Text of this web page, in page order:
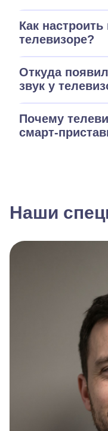
Как
телевизоре?
Откуда
звук у
Почему
смарт-
Наши